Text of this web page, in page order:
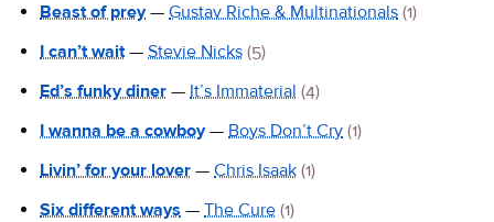
Beast of prey— Gustav Riche & Multinationals (1)
I can’t wait— Stevie Nicks (5)
Ed’s funky diner — It’s Immaterial (4)
I wanna be a cowboy— Boys Don’t Cry (1)
Livin’ for your lover — Chris Isaak (1)
Six different ways — The Cure (1)